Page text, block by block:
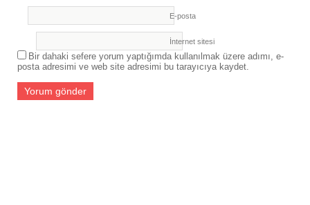
E-posta
İnternet sitesi
Bir dahaki sefere yorum yaptığımda kullanılmak üzere adımı, e-
posta adresimi ve web site adresimi bu tarayıcıya kaydet.